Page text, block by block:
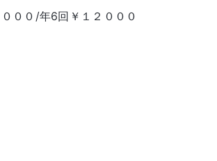
００/年6回￥１２０００